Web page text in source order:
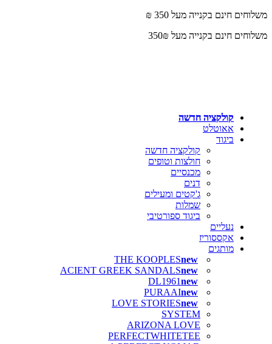
קולקציה חדשה
אאוטלט
ביגוד
קולקציה חדשה
חולצות וטופים
מכנסיים
דנים
ג'קטים ומעילים
שמלות
ביגוד ספורטיבי
נעליים
אקססוריז
מותגים
THE KOOPLES
ACIENT GREEK SANDALS
DL1961
PURAAI
LOVE STORIES
SYSTEM
ARIZONA LOVE
PERFECTWHITETEE
משלוחים חינם בקנייה מעל 350 ₪
משלוחים חינם בקנייה מעל 350₪